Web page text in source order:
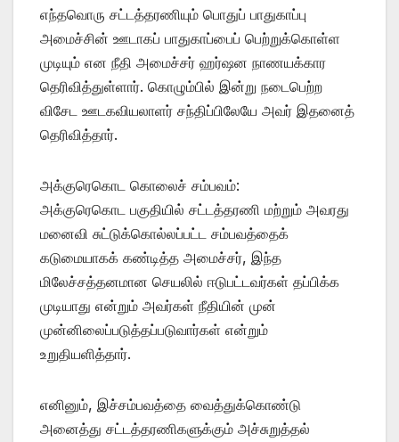
எந்தவொரு சட்டத்தரணியும் பொதுப் பாதுகாப்பு
அமைச்சின் ஊடாகப் பாதுகாப்பைப் பெற்றுக்கொள்ள
முடியும் என நீதி அமைச்சர் ஹர்ஷன நாணயக்கார
தெரிவித்துள்ளார். கொழும்பில் இன்று நடைபெற்ற
விசேட ஊடகவியலாளர் சந்திப்பிலேயே அவர் இதனைத்
தெரிவித்தார்.
அக்குரெகொட கொலைச் சம்பவம்:
அக்குரெகொட பகுதியில் சட்டத்தரணி மற்றும் அவரது
மனைவி சுட்டுக்கொல்லப்பட்ட சம்பவத்தைக்
கடுமையாகக் கண்டித்த அமைச்சர், இந்த
மிலேச்சத்தனமான செயலில் ஈடுபட்டவர்கள் தப்பிக்க
முடியாது என்றும் அவர்கள் நீதியின் முன்
முன்னிலைப்படுத்தப்படுவார்கள் என்றும்
உறுதியளித்தார்.
எனினும், இச்சம்பவத்தை வைத்துக்கொண்டு
அனைத்து சட்டத்தரணிகளுக்கும் அச்சுறுத்தல்